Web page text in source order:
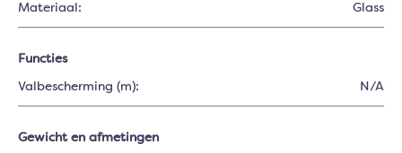
Materiaal: Glass
Functies
Valbescherming (m): N/A
Gewicht en afmetingen